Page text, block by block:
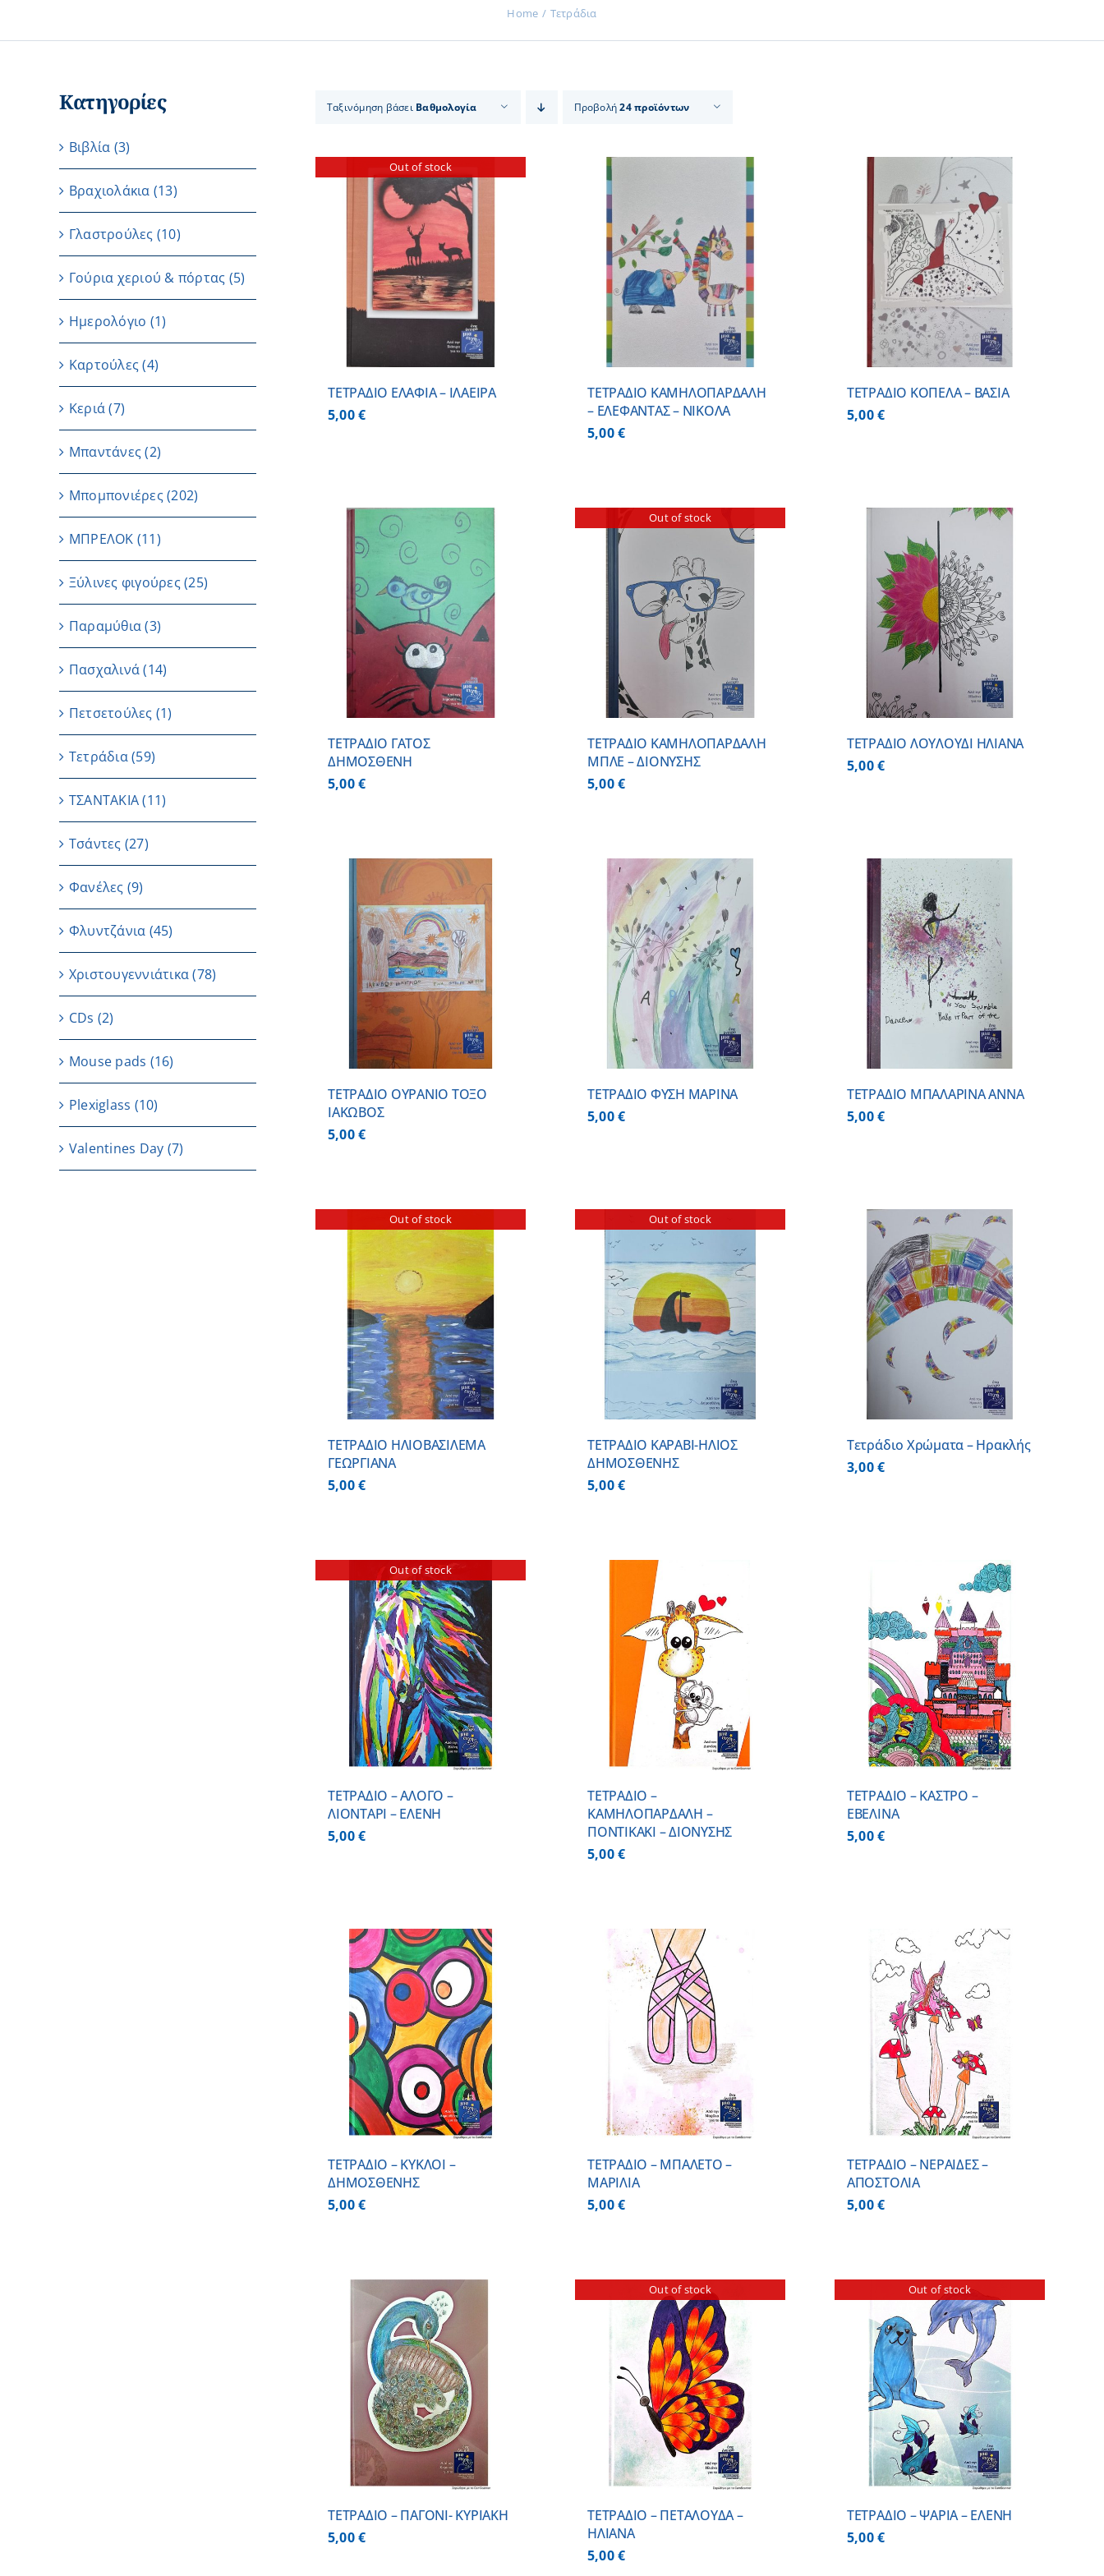
Home Τετράδια
Ταξινόμηση βάσει Βαθμολογία Προβολή24 προϊόντων
Out of stock
ΤΕΤΡΑΔΙΟ ΕΛΑΦΙΑ – ΙΛΑΕΙΡΑ
5,00€
ΠΡΟΣΘΗΚΗ ΣΤΟ ΚΑΛΑΘΙ
ΛΕΠΤΟΜΕΡΕΙΕΣ
ΤΕΤΡΑΔΙΟ ΚΑΜΗΛΟΠΑΡΔΑΛΗ
– ΕΛΕΦΑΝΤΑΣ – ΝΙΚΟΛΑ
5,00€
ΠΡΟΣΘΗΚΗ ΣΤΟ ΚΑΛΑΘΙ
ΛΕΠΤΟΜΕΡΕΙΕΣ
ΤΕΤΡΑΔΙΟ ΚΟΠΕΛΑ – ΒΑΣΙΑ
5,00€
ΠΡΟΣΘΗΚΗ ΣΤΟ ΚΑΛΑΘΙ
ΤΕΤΡΑΔΙΟ ΓΑΤΟΣ
ΔΗΜΟΣΘΕΝΗ
5,00€
Out of stock
ΛΕΠΤΟΜΕΡΕΙΕΣ
ΤΕΤΡΑΔΙΟ ΚΑΜΗΛΟΠΑΡΔΑΛΗ
ΜΠΛΕ – ΔΙΟΝΥΣΗΣ
5,00€
ΠΡΟΣΘΗΚΗ ΣΤΟ ΚΑΛΑΘΙ
ΛΕΠΤΟΜΕΡΕΙΕΣ
ΤΕΤΡΑΔΙΟ ΛΟΥΛΟΥΔΙ ΗΛΙΑΝΑ
5,00€
ΛΕΠΤΟΜΕΡΕΙΕΣ
ΤΕΤΡΑΔΙΟ ΟΥΡΑΝΙΟ ΤΟΞΟ
ΙΑΚΩΒΟΣ
5,00€
ΠΡΟΣΘΗΚΗ ΣΤΟ ΚΑΛΑΘΙ
ΛΕΠΤΟΜΕΡΕΙΕΣ
ΤΕΤΡΑΔΙΟ ΦΥΣΗ ΜΑΡΙΝΑ
5,00€
ΠΡΟΣΘΗΚΗ ΣΤΟ ΚΑΛΑΘΙ
ΛΕΠΤΟΜΕΡΕΙΕΣ
ΤΕΤΡΑΔΙΟ ΜΠΑΛΑΡΙΝΑ ΑΝΝΑ
5,00€
Out of stock
ΤΕΤΡΑΔΙΟ ΗΛΙΟΒΑΣΙΛΕΜΑ
ΓΕΩΡΓΙΑΝΑ
5,00€
Out of stock
ΛΕΠΤΟΜΕΡΕΙΕΣ
ΤΕΤΡΑΔΙΟ ΚΑΡΑΒΙ-ΗΛΙΟΣ
ΔΗΜΟΣΘΕΝΗΣ
5,00€
ΠΡΟΣΘΗΚΗ ΣΤΟ ΚΑΛΑΘΙ
ΛΕΠΤΟΜΕΡΕΙΕΣ
Τετράδιο Χρώματα – Ηρακλής
3,00€
Out of stock
ΤΕΤΡΑΔΙΟ – ΑΛΟΓΟ –
ΛΙΟΝΤΑΡΙ – ΕΛΕΝΗ
5,00€
ΠΡΟΣΘΗΚΗ ΣΤΟ ΚΑΛΑΘΙ
ΛΕΠΤΟΜΕΡΕΙΕΣ
ΤΕΤΡΑΔΙΟ –
ΚΑΜΗΛΟΠΑΡΔΑΛΗ –
ΠΟΝΤΙΚΑΚΙ – ΔΙΟΝΥΣΗΣ
5,00€
ΠΡΟΣΘΗΚΗ ΣΤΟ ΚΑΛΑΘΙ
ΛΕΠΤΟΜΕΡΕΙΕΣ
ΤΕΤΡΑΔΙΟ – ΚΑΣΤΡΟ –
ΕΒΕΛΙΝΑ
5,00€
ΤΕΤΡΑΔΙΟ – ΚΥΚΛΟΙ –
ΔΗΜΟΣΘΕΝΗΣ
5,00€
ΠΡΟΣΘΗΚΗ ΣΤΟ ΚΑΛΑΘΙ
ΛΕΠΤΟΜΕΡΕΙΕΣ
ΤΕΤΡΑΔΙΟ – ΜΠΑΛΕΤΟ –
ΜΑΡΙΛΙΑ
5,00€
ΠΡΟΣΘΗΚΗ ΣΤΟ ΚΑΛΑΘΙ
ΛΕΠΤΟΜΕΡΕΙΕΣ
ΤΕΤΡΑΔΙΟ – ΝΕΡΑΙΔΕΣ –
ΑΠΟΣΤΟΛΙΑ
5,00€
ΤΕΤΡΑΔΙΟ – ΠΑΓΟΝΙ- ΚΥΡΙΑΚΗ
5,00€
Out of stock
ΛΕΠΤΟΜΕΡΕΙΕΣ
ΤΕΤΡΑΔΙΟ – ΠΕΤΑΛΟΥΔΑ –
ΗΛΙΑΝΑ
5,00€
Out of stock
ΛΕΠΤΟΜΕΡΕΙΕΣ
ΤΕΤΡΑΔΙΟ – ΨΑΡΙΑ – ΕΛΕΝΗ
5,00€
Κατηγορίες
Βιβλία (3)
Βραχιολάκια (13)
Γλαστρούλες (10)
Γούρια χεριού & πόρτας (5)
Ημερολόγιο (1)
Καρτούλες (4)
Κεριά (7)
Μπαντάνες (2)
Μπομπονιέρες(202)
ΜΠΡΕΛΟΚ (11)
Ξύλινες φιγούρες(25)
Παραμύθια (3)
Πασχαλινά (14)
Πετσετούλες (1)
Τετράδια(59)
ΤΣΑΝΤΑΚΙΑ (11)
Τσάντες (27)
Φανέλες (9)
Φλυντζάνια (45)
Χριστουγεννιάτικα(78)
CDs (2)
Μouse pads (16)
Plexiglass (10)
Valentines Day (7)